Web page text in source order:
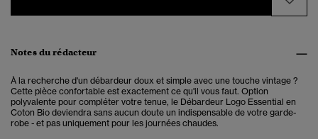
Notes du rédacteur
À la recherche d'un débardeur doux et simple avec une touche vintage ?
Cette pièce confortable est exactement ce qu'il vous faut. Option
polyvalente pour compléter votre tenue, le Débardeur Logo Essential en
Coton Bio deviendra sans aucun doute un indispensable de votre garde-
robe - et pas uniquement pour les journées chaudes.